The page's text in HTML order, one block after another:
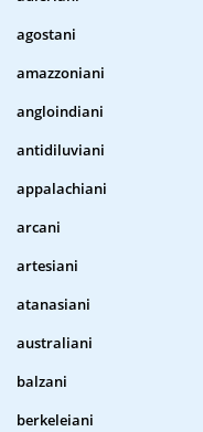
agostani
amazzoniani
angloindiani
antidiluviani
appalachiani
arcani
artesiani
atanasiani
australiani
balzani
berkeleiani